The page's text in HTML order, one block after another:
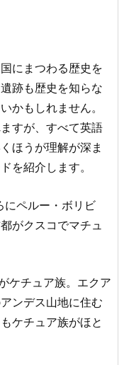
にまつわる歴史を
跡も歴史を知らな
かもしれません。
すが、すべて英語
ほうが理解が深ま
を紹介します。
ペルー・ボリビ
がクスコでマチュ
ケチュア族。エクア
ンデス山地に住む
ケチュア族がほと